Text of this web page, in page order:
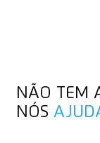
NÃO TEM
NÓS